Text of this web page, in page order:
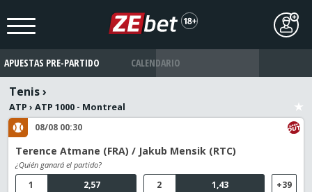
APUESTAS PRE-PARTIDO CALENDARIO
Tenis›
ATP › ATP 1000 - Montreal
08/08 00:30
Terence Atmane (FRA) / Jakub Mensik (RTC)
¿Quién ganará el partido?
2,57
1 1,43
2 +39